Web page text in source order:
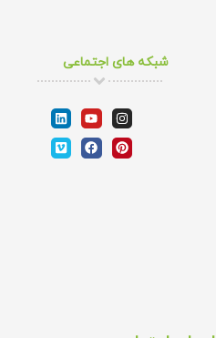
شبکه های اجتماعی